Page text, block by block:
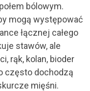
bólowym.
mogą występować
łącznej całego
stawów, ale
rąk, kolan, bioder
często dochodzą
mięśni.